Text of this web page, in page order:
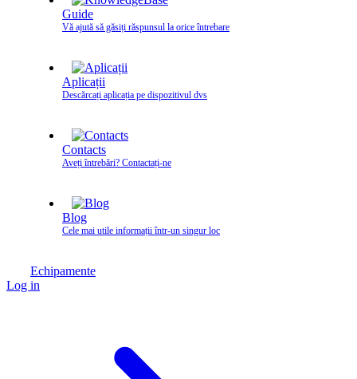
Guide
Vă ajută să găsiți răspunsul la orice întrebare
Aplicații
Descărcați aplicația pe dispozitivul dvs
Contacts
Aveți întrebări? Contactați‑ne
Blog
Cele mai utile informații într-un singur loc
Echipamente
Log in